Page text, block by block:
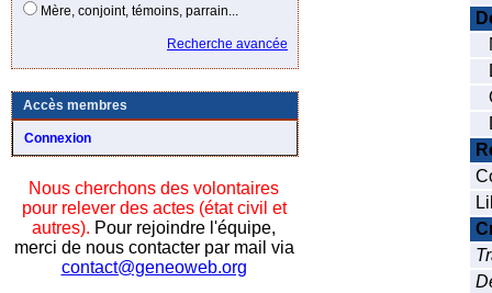
Mère, conjoint, témoins, parrain...
Recherche avancée
Accès membres
Connexion
Nous cherchons des volontaires
pour relever des actes (état civil et
autres). Pour rejoindre l'équipe,
merci de nous contacter par mail via
contact@geneoweb.org